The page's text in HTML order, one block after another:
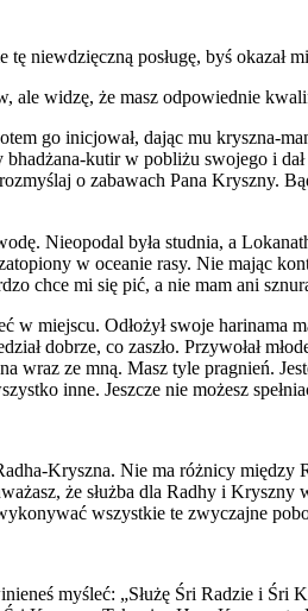
niewdzięczną posługę, byś okazał
ale widzę, że masz odpowiednie
go inicjował, dając mu kryszna-
kutir w pobliżu swojego i
o zabawach Pana Kryszny.
Nieopodal była studnia, a
w oceanie rasy. Nie mając
chce mi się pić, a nie mam ani
miejscu. Odłożył swoje harinama
dobrze, co zaszło. Przywołał
wraz ze mną. Masz tyle pragnień.
inne. Jeszcze nie możesz
Kryszna. Nie ma różnicy
że służba dla Radhy i Kryszny
wszystkie te zwyczajne
myśleć: „Służę Śri Radzie i Śri